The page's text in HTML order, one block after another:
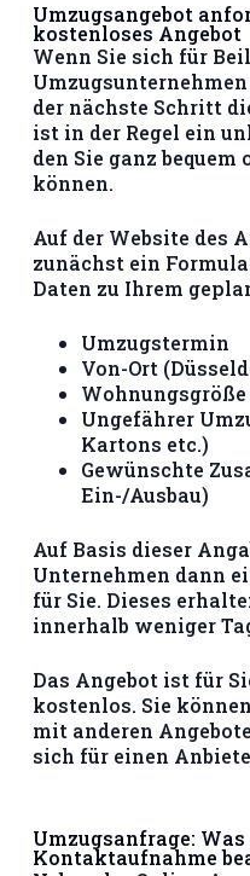
Umzugsangebot
kostenloses Angebot
Wenn Sie sich für
der nächste Schritt
ist in der Regel ein
den Sie ganz
können.
Auf der Website des
zunächst ein
Daten zu Ihrem
Umzugstermin
Von-Ort
Ungefährer
Kartons etc.)
Gewünschte
Ein-/Ausbau)
Auf Basis dieser
Unternehmen dann
für Sie. Dieses
innerhalb weniger
Das Angebot ist für
kostenlos. Sie
mit anderen
sich für einen
Umzugsanfrage: Was
Kontaktaufnahme